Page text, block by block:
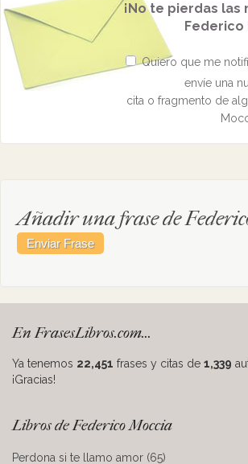
¡No te pierdas las
Federico
Quiero que me
envíe una
cita o fragmento de
Añadir una frase de
En FrasesLibros.com...
Ya tenemos 22,451 frases y citas de 1,339
¡Gracias!
Libros de Federico Moccia
Perdona si te llamo amor (65)